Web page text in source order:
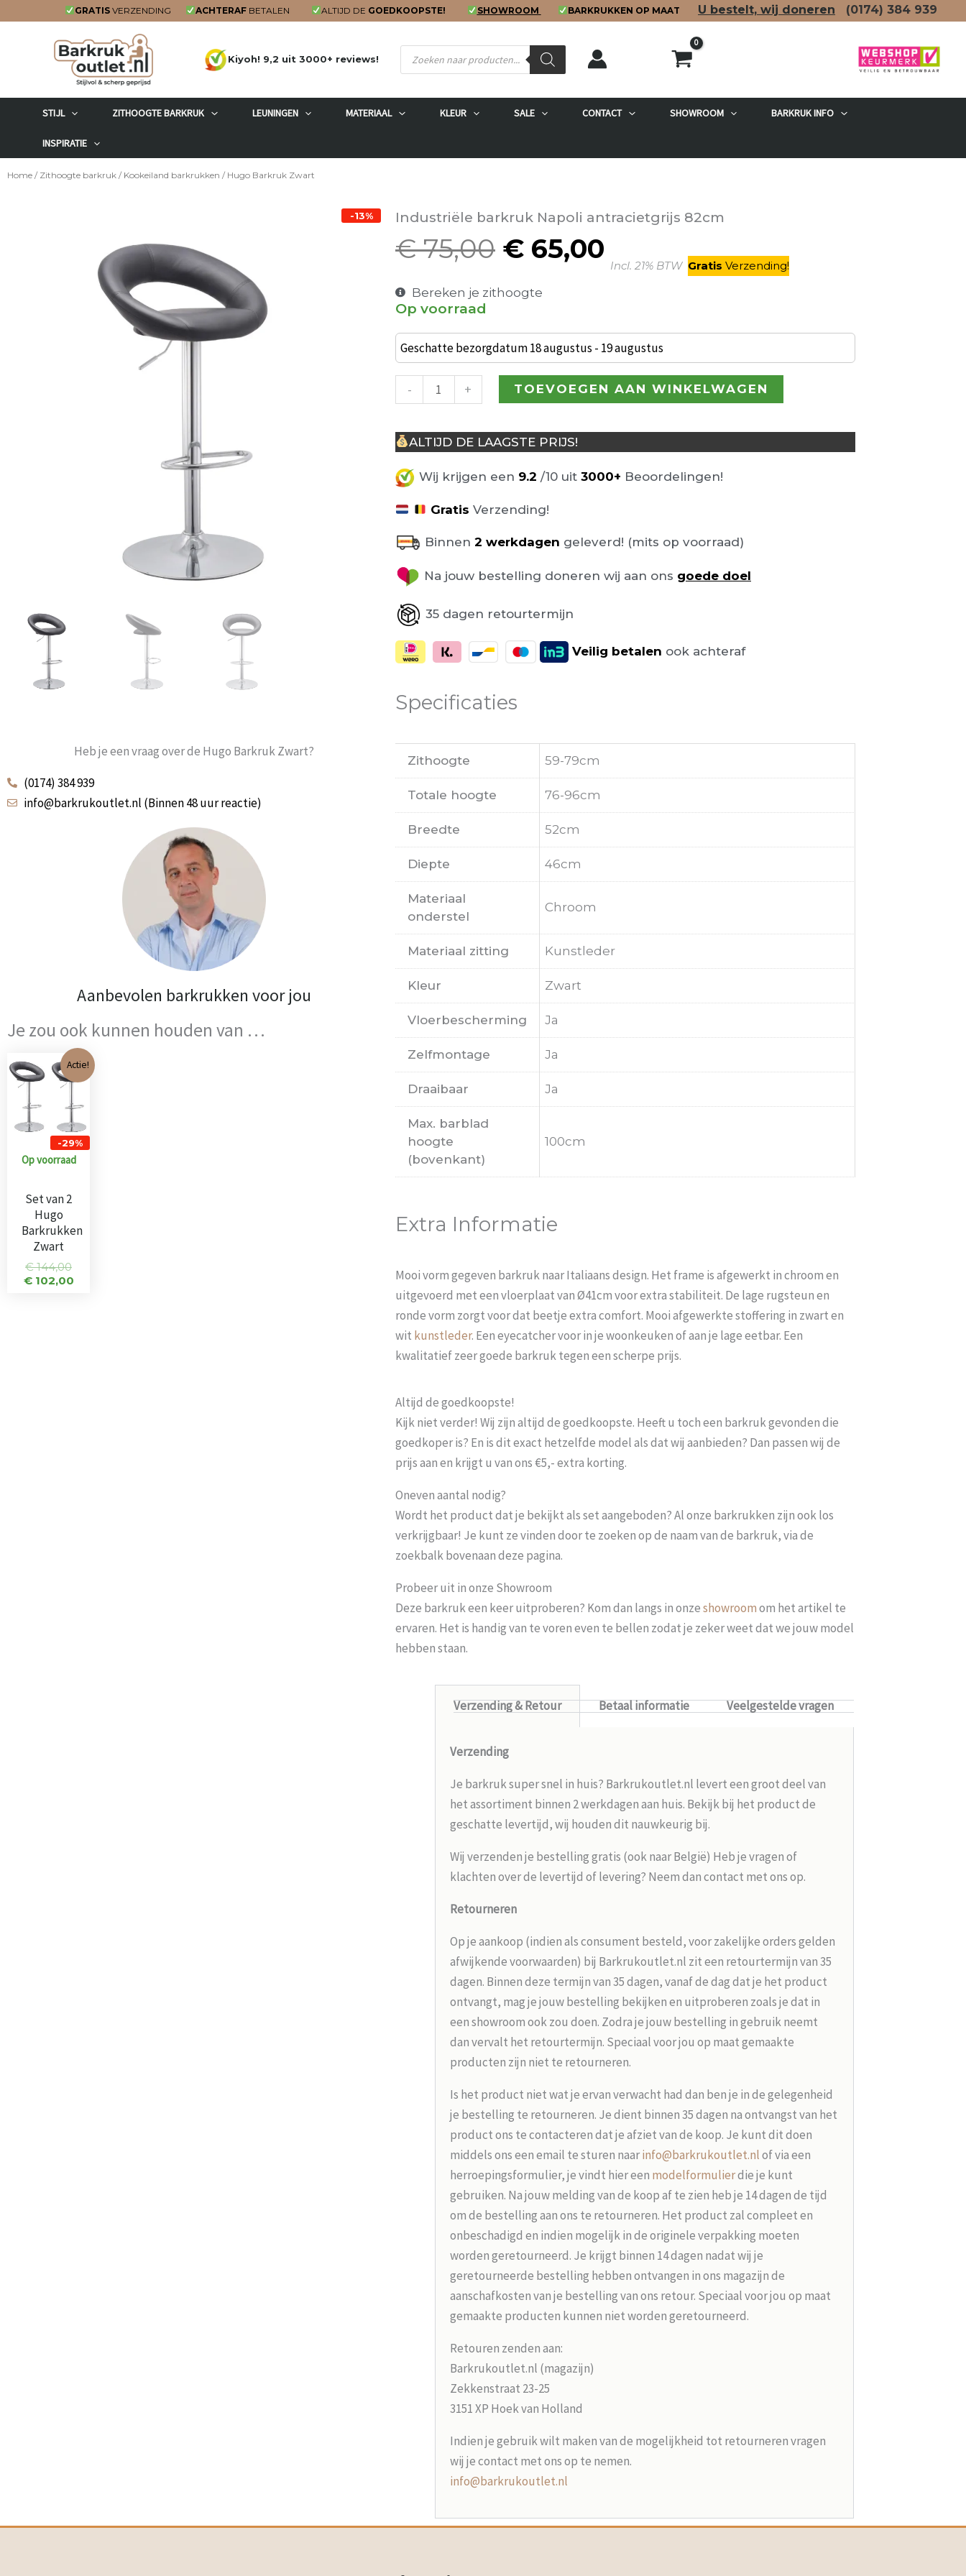
GRATIS VERZENDING ACHTERAF BETALEN ALTIJD DE GOEDKOOPSTE! SHOWROOM BARKRUKKEN OP MAAT U bestelt, wij doneren (0174) 384 939
Kiyoh! 9,2 uit 3000+ reviews!
Producten
zoeken
STIJL ZITHOOGTE BARKRUK LEUNINGEN MATERIAAL KLEUR SALE CONTACT SHOWROOM BARKRUK INFO
INSPIRATIE
Home / Zithoogte barkruk / Kookeiland barkrukken / Hugo Barkruk Zwart
-13%
Heb je een vraag over de Hugo Barkruk Zwart?
(0174) 384 939
info@barkrukoutlet.nl (Binnen 48 uur reactie)
Aanbevolen barkrukken voor jou
Je zou ook kunnen houden van …
Actie!
-29%
Op voorraad
Set van 2
Hugo
Barkrukken
Zwart
€144,00
Oorspronkelijke
prijs
was:
€ 144,00.
€102,00
Huidige
prijs
is:
€ 102,00.
Industriële barkruk Napoli antracietgrijs 82cm
€75,00 Oorspronkelijke
was:
€ 65,00 Huidige
prijs
Incl. 21% BTW Gratis Verzending!
Bereken je zithoogte
Op voorraad
Geschatte bezorgdatum 18 augustus - 19 augustus
-
Barkruk
Zwart
+ TOEVOEGEN AAN WINKELWAGEN
ALTIJD DE LAAGSTE PRIJS!
Wij krijgen een 9.2 /10 uit 3000+ Beoordelingen!
Gratis Verzending!
Binnen 2 werkdagen geleverd! (mits op voorraad)
Na jouw bestelling doneren wij aan ons goede doel
35 dagen retourtermijn
Veilig betalen ook achteraf
Specificaties
Zithoogte 59-79cm
Totale hoogte 76-96cm
Breedte 52cm
Diepte 46cm
Materiaal
onderstel
Chroom
Materiaal zitting Kunstleder
Kleur Zwart
Vloerbescherming Ja
Zelfmontage Ja
Draaibaar Ja
Max. barblad
hoogte
(bovenkant)
100cm
Extra Informatie
Mooi vorm gegeven barkruk naar Italiaans design. Het frame is afgewerkt in chroom en
uitgevoerd met een vloerplaat van Ø41cm voor extra stabiliteit. De lage rugsteun en
ronde vorm zorgt voor dat beetje extra comfort. Mooi afgewerkte stoffering in zwart en
wit kunstleder. Een eyecatcher voor in je woonkeuken of aan je lage eetbar. Een
kwalitatief zeer goede barkruk tegen een scherpe prijs.
Altijd de goedkoopste!
Kijk niet verder! Wij zijn altijd de goedkoopste. Heeft u toch een barkruk gevonden die
goedkoper is? En is dit exact hetzelfde model als dat wij aanbieden? Dan passen wij de
prijs aan en krijgt u van ons €5,- extra korting.
Oneven aantal nodig?
Wordt het product dat je bekijkt als set aangeboden? Al onze barkrukken zijn ook los
verkrijgbaar! Je kunt ze vinden door te zoeken op de naam van de barkruk, via de
zoekbalk bovenaan deze pagina.
Probeer uit in onze Showroom
Deze barkruk een keer uitproberen? Kom dan langs in onzeshowroomom het artikel te
ervaren. Het is handig van te voren even te bellen zodat je zeker weet dat we jouw model
hebben staan.
Verzending & Retour Betaal informatie Veelgestelde vragen
Verzending
Je barkruk super snel in huis? Barkrukoutlet.nl levert een groot deel van
het assortiment binnen 2 werkdagen aan huis. Bekijk bij het product de
geschatte levertijd, wij houden dit nauwkeurig bij.
Wij verzenden je bestelling gratis (ook naar België) Heb je vragen of
klachten over de levertijd of levering? Neem dan contact met ons op.
Retourneren
Op je aankoop (indien als consument besteld, voor zakelijke orders gelden
afwijkende voorwaarden) bij Barkrukoutlet.nl zit een retourtermijn van 35
dagen. Binnen deze termijn van 35 dagen, vanaf de dag dat je het product
ontvangt, mag je jouw bestelling bekijken en uitproberen zoals je dat in
een showroom ook zou doen. Zodra je jouw bestelling in gebruik neemt
dan vervalt het retourtermijn. Speciaal voor jou op maat gemaakte
producten zijn niet te retourneren.
Is het product niet wat je ervan verwacht had dan ben je in de gelegenheid
je bestelling te retourneren. Je dient binnen 35 dagen na ontvangst van het
product ons te contacteren dat je afziet van de koop. Je kunt dit doen
middels ons een email te sturen naarinfo@barkrukoutlet.nlof via een
herroepingsformulier, je vindt hier een modelformulierdie je kunt
gebruiken. Na jouw melding van de koop af te zien heb je 14 dagen de tijd
om de bestelling aan ons te retourneren. Het product zal compleet en
onbeschadigd en indien mogelijk in de originele verpakking moeten
worden geretourneerd. Je krijgt binnen 14 dagen nadat wij je
geretourneerde bestelling hebben ontvangen in ons magazijn de
aanschafkosten van je bestelling van ons retour. Speciaal voor jou op maat
gemaakte producten kunnen niet worden geretourneerd.
Retouren zenden aan:
Barkrukoutlet.nl (magazijn)
Zekkenstraat 23-25
3151 XP Hoek van Holland
Indien je gebruik wilt maken van de mogelijkheid tot retourneren vragen
wij je contact met ons op te nemen.
info@barkrukoutlet.nl